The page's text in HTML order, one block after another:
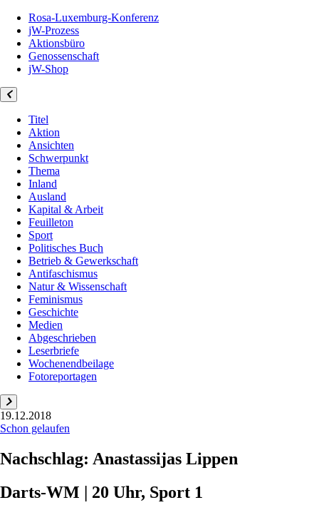
Rosa-Luxemburg-Konferenz
jW-Prozess
Aktionsbüro
Genossenschaft
jW-Shop
Titel
Aktion
Ansichten
Schwerpunkt
Thema
Inland
Ausland
Kapital & Arbeit
Feuilleton
Sport
Politisches Buch
Betrieb & Gewerkschaft
Antifaschismus
Natur & Wissenschaft
Feminismus
Geschichte
Medien
Abgeschrieben
Leserbriefe
Wochenendbeilage
Fotoreportagen
19.12.2018
Schon gelaufen
Nachschlag: Anastassijas Lippen
Darts-WM | 20 Uhr, Sport 1